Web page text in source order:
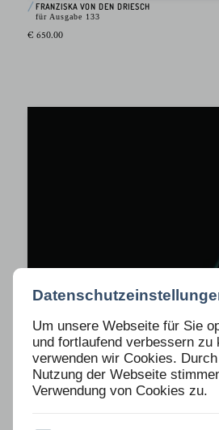
Um unsere Webseite für Sie
und fortlaufend verbessern zu
verwenden wir Cookies.
Nutzung der Webseite
Verwendung von Cookies zu.
FRANZISKA VON DEN DRIESCH
für Ausgabe 133
€ 650.00